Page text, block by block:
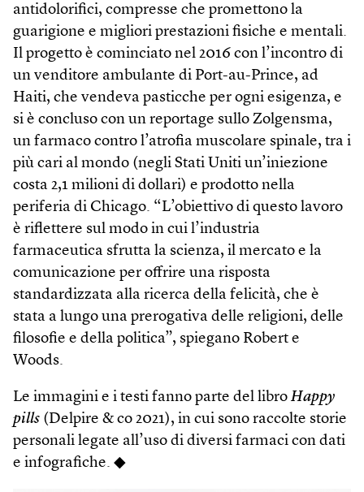
antidolorifici, compresse che promettono la
guarigione e migliori prestazioni fisiche e mentali.
Il progetto è cominciato nel 2016 con l’incontro di
un venditore ambulante di Port-au-Prince, ad
Haiti, che vendeva pasticche per ogni esigenza, e
si è concluso con un reportage sullo Zolgensma,
un farmaco contro l’atrofia muscolare spinale, tra i
più cari al mondo (negli Stati Uniti un’iniezione
costa 2,1 milioni di dollari) e prodotto nella
periferia di Chicago. “L’obiettivo di questo lavoro
è riflettere sul modo in cui l’industria
farmaceutica sfrutta la scienza, il mercato e la
comunicazione per offrire una risposta
standardizzata alla ricerca della felicità, che è
stata a lungo una prerogativa delle religioni, delle
filosofie e della politica”, spiegano Robert e
Woods.
Le immagini e i testi fanno parte del libro Happy
pills (Delpire & co 2021), in cui sono raccolte storie
personali legate all’uso di diversi farmaci con dati
e infografiche. ◆